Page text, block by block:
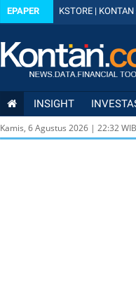
EPAPER KSTORE |
INSIGHT
Kamis, 6 Agustus 2026 | 22:32